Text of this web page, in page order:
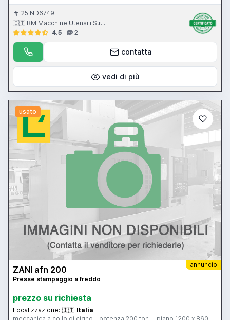
25IND6749
🇮🇹 BM Macchine Utensili S.r.l.
4.5
2
contatta
vedi di più
usato
annuncio
ZANI afn 200
Presse stampaggio a freddo
prezzo su richiesta
Localizzazione: 🇮🇹 Italia